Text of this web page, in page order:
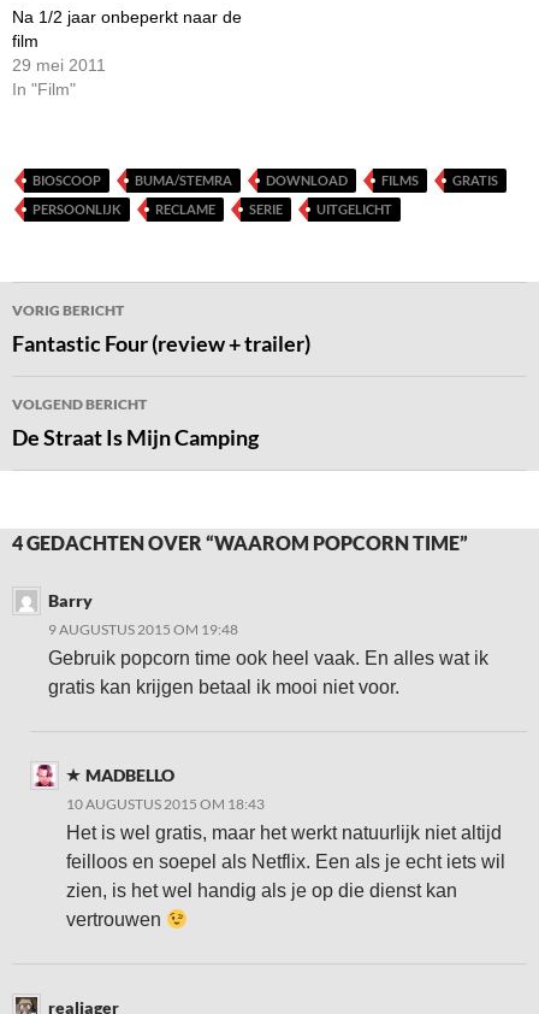
Na 1/2 jaar onbeperkt naar de
film
29 mei 2011
In "Film"
BIOSCOOP BUMA/STEMRA DOWNLOAD FILMS
GRATIS
PERSOONLIJK
RECLAME SERIE UITGELICHT
Bericht
navigatie
VORIG BERICHT
Fantastic Four (review + trailer)
VOLGEND BERICHT
De Straat Is Mijn Camping
4 GEDACHTEN OVER “WAAROM POPCORN TIME”
Barry
9 AUGUSTUS 2015 OM 19:48
Gebruik popcorn time ook heel vaak. En alles wat ik
gratis kan krijgen betaal ik mooi niet voor.
MADBELLO
10 AUGUSTUS 2015 OM 18:43
Het is wel gratis, maar het werkt natuurlijk niet altijd
feilloos en soepel als Netflix. Een als je echt iets wil
zien, is het wel handig als je op die dienst kan
vertrouwen
realjager